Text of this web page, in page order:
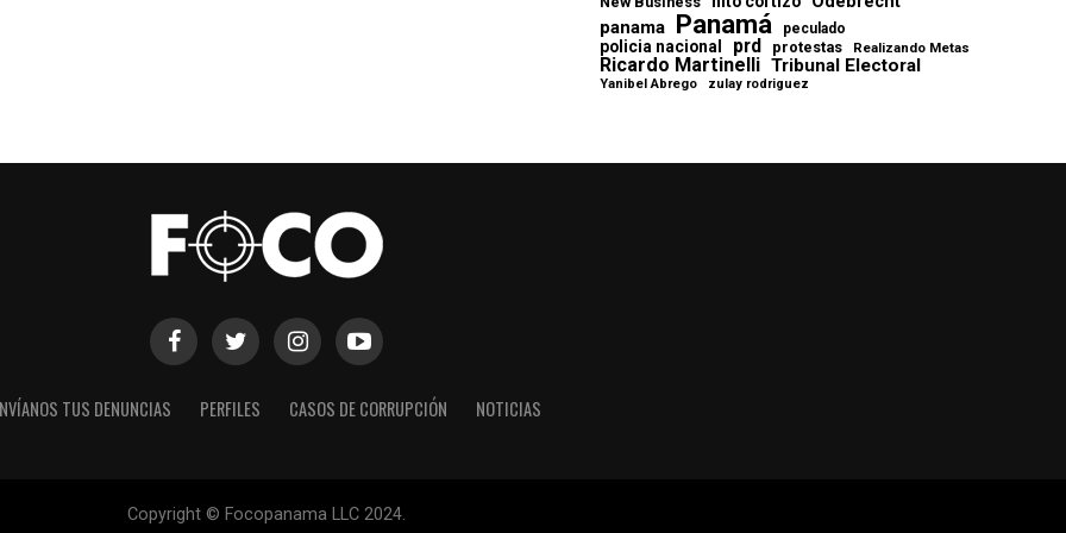
panama Panamá peculado
policia nacional prd protestas Realizando Metas
Ricardo Martinelli Tribunal Electoral
Yanibel Abrego zulay rodriguez
TUS DENUNCIAS PERFILES CASOS DE CORRUPCIÓN NOTICIAS
Copyright © Focopanama LLC 2024.